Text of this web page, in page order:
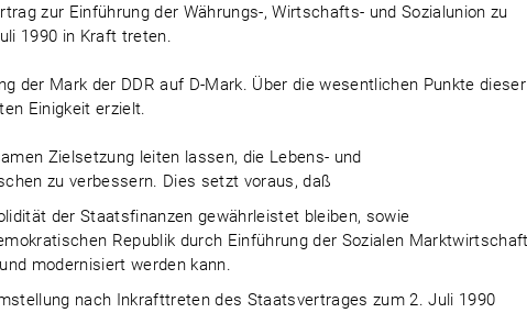
zur Einführung der Währungs-, Wirtschafts- und Sozialunion zu
1990 in Kraft treten.
der Mark der DDR auf D-Mark. Über die wesentlichen Punkte dieser
Einigkeit erzielt.
Zielsetzung leiten lassen, die Lebens- und
zu verbessern. Dies setzt voraus, daß
der Staatsfinanzen gewährleistet bleiben, sowie
Republik durch Einführung der Sozialen Marktwirtschaft
modernisiert werden kann.
nach Inkrafttreten des Staatsvertrages zum 2. Juli 1990